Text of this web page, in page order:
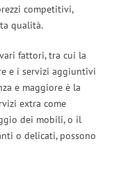
competitivi,
qualità.
fattori, tra cui la
e i servizi aggiuntivi
e maggiore è la
extra come
dei mobili, o il
o delicati, possono